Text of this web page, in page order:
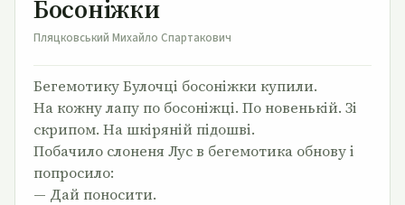
Босоніжки
Пляцковський Михайло Спартакович
Бегемотику Булочці босоніжки купили.
На кожну лапу по босоніжці. По новенькій. Зі
скрипом. На шкіряній підошві.
Побачило слоненя Лус в бегемотика обнову і
попросило:
— Дай поносити.